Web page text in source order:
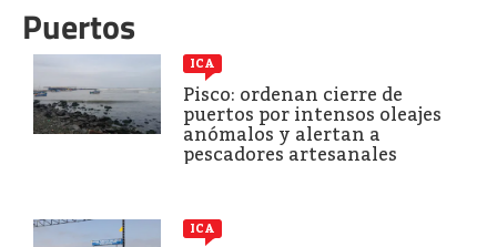
Puertos
ICA
Pisco: ordenan cierre de
puertos por intensos oleajes
anómalos y alertan a
pescadores artesanales
ICA